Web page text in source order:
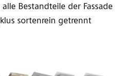
Bestandteile der Fassade
sortenrein getrennt